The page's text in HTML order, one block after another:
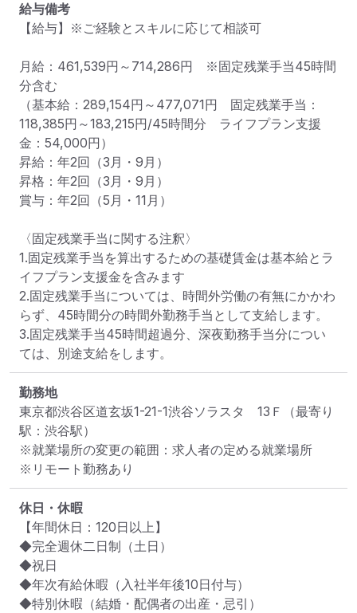
給与備考
【給与】※ご経験とスキルに応じて相談可
月給：461,539円～714,286円　※固定残業手当45時間
分含む
（基本給：289,154円～477,071円　固定残業手当：
118,385円～183,215円/45時間分　ライフプラン支援
金：54,000円）
昇給：年2回（3月・9月）
昇格：年2回（3月・9月）
賞与：年2回（5月・11月）
〈固定残業手当に関する注釈〉
1.固定残業手当を算出するための基礎賃金は基本給とラ
イフプラン支援金を含みます
2.固定残業手当については、時間外労働の有無にかかわ
らず、45時間分の時間外勤務手当として支給します。
3.固定残業手当45時間超過分、深夜勤務手当分につい
ては、別途支給をします。
勤務地
東京都渋谷区道玄坂1-21-1渋谷ソラスタ　13Ｆ
（最寄り
駅：渋谷駅）
※就業場所の変更の範囲：求人者の定める就業場所
※リモート勤務あり
休日・休暇
【年間休日：120日以上】
◆完全週休二日制（土日）
◆祝日
◆年次有給休暇（入社半年後10日付与）
◆特別休暇（結婚・配偶者の出産・忌引）